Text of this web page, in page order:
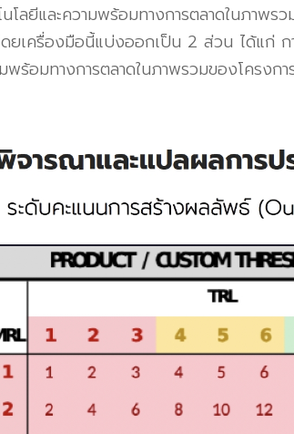
โลยีและความพร้อมทางการตลาดในภาพร
ดยเครื่องมือนี้แบ่งออกเป็น 2 ส่วน ได้แก่ ก
พร้อมทางการตลาดในภาพรวมของโครงกา